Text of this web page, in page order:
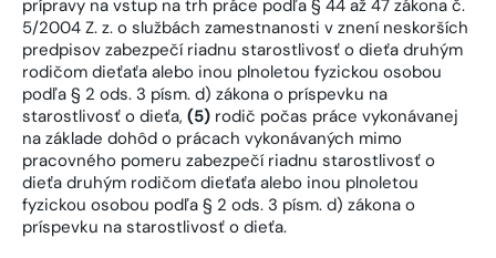
prípravy na vstup na trh práce podľa § 44 až 47 zákona č.
5/2004 Z. z. o službách zamestnanosti v znení neskorších
predpisov zabezpečí riadnu starostlivosť o dieťa druhým
rodičom dieťaťa alebo inou plnoletou fyzickou osobou
podľa § 2 ods. 3 písm. d) zákona o príspevku na
starostlivosť o dieťa, (5) rodič počas práce vykonávanej
na základe dohôd o prácach vykonávaných mimo
pracovného pomeru zabezpečí riadnu starostlivosť o
dieťa druhým rodičom dieťaťa alebo inou plnoletou
fyzickou osobou podľa § 2 ods. 3 písm. d) zákona o
príspevku na starostlivosť o dieťa.